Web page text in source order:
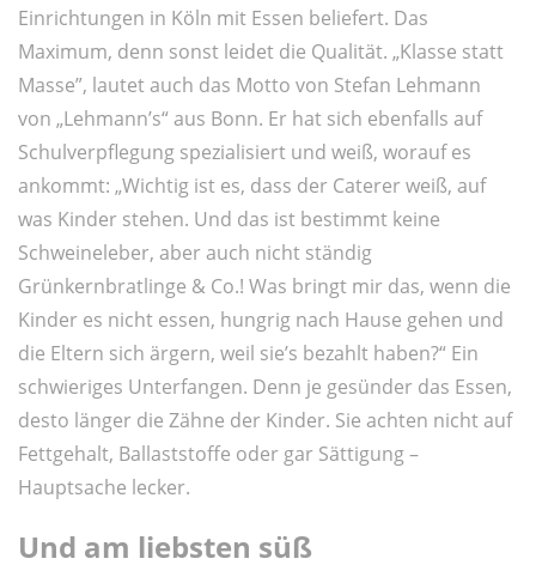
Einrichtungen in Köln mit Essen beliefert. Das
Maximum, denn sonst leidet die Qualität. „Klasse statt
Masse”, lautet auch das Motto von Stefan Lehmann
von „Lehmann’s“ aus Bonn. Er hat sich ebenfalls auf
Schulverpflegung spezialisiert und weiß, worauf es
ankommt: „Wichtig ist es, dass der Caterer weiß, auf
was Kinder stehen. Und das ist bestimmt keine
Schweineleber, aber auch nicht ständig
Grünkernbratlinge & Co.! Was bringt mir das, wenn die
Kinder es nicht essen, hungrig nach Hause gehen und
die Eltern sich ärgern, weil sie’s bezahlt haben?“ Ein
schwieriges Unterfangen. Denn je gesünder das Essen,
desto länger die Zähne der Kinder. Sie achten nicht auf
Fettgehalt, Ballaststoffe oder gar Sättigung –
Hauptsache lecker.
Und am liebsten süß